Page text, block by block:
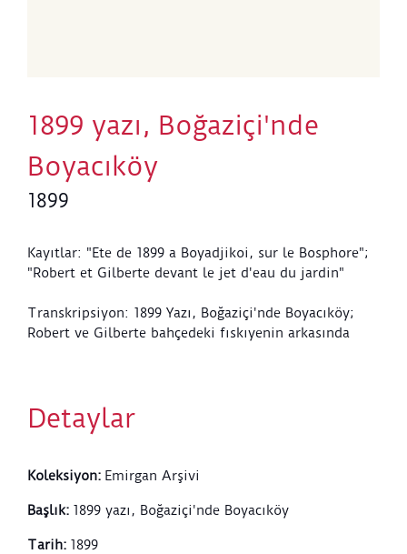
1899 yazı, Boğaziçi'nde
Boyacıköy
1899
Kayıtlar: "Ete de 1899 a Boyadjikoi, sur le Bosphore";
"Robert et Gilberte devant le jet d'eau du jardin"
Transkripsiyon: 1899 Yazı, Boğaziçi'nde Boyacıköy;
Robert ve Gilberte bahçedeki fıskıyenin arkasında
Detaylar
Koleksiyon: Emirgan Arşivi
Başlık: 1899 yazı, Boğaziçi'nde Boyacıköy
Tarih: 1899